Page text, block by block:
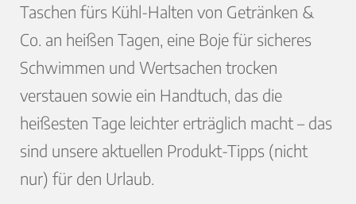
Taschen fürs Kühl-Halten von Getränken &
Co. an heißen Tagen, eine Boje für sicheres
Schwimmen und Wertsachen trocken
verstauen sowie ein Handtuch, das die
heißesten Tage leichter erträglich macht – das
sind unsere aktuellen Produkt-Tipps (nicht
nur) für den Urlaub.